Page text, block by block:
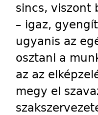
sincs, viszont
– igaz,
ugyanis az
osztani a
az az
megy el